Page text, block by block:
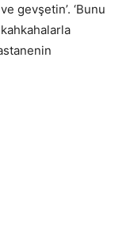
gevşetin’. ‘Bunu
kahkahalarla